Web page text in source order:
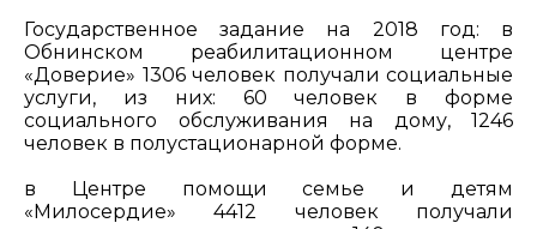
Государственное задание на 2018 год: в
Обнинском реабилитационном центре
«Доверие» 1306 человек получали социальные
услуги, из них: 60 человек в форме
социального обслуживания на дому, 1246
человек в полустационарной форме.
в Центре помощи семье и детям
«Милосердие» 4412 человек получали